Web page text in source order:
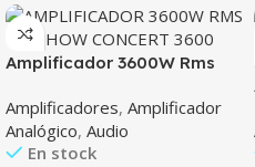
Amplificador 3600W Rms
Amplificadores, Amplificador
Analógico, Audio
En stock